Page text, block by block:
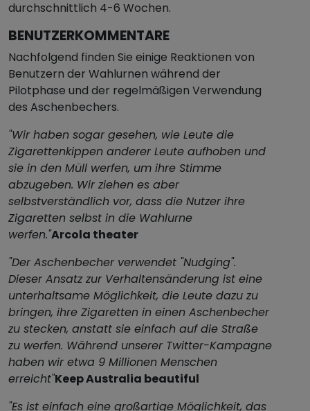
durchschnittlich 4-6 Wochen.
BENUTZERKOMMENTARE
Nachfolgend finden Sie einige Reaktionen von
Benutzern der Wahlurnen während der
Pilotphase und der regelmäßigen Verwendung
des Aschenbechers.
"Wir haben sogar gesehen, wie Leute die
Zigarettenkippen anderer Leute aufhoben und
sie in den Müll werfen, um ihre Stimme
abzugeben. Wir ziehen es aber
selbstverständlich vor, dass die Nutzer ihre
Zigaretten selbst in die Wahlurne
werfen."Arcola theater
"Der Aschenbecher verwendet "Nudging".
Dieser Ansatz zur Verhaltensänderung ist eine
unterhaltsame Möglichkeit, die Leute dazu zu
bringen, ihre Zigaretten in einen Aschenbecher
zu stecken, anstatt sie einfach auf die Straße
zu werfen. Während unserer Twitter-Kampagne
haben wir etwa 9 Millionen Menschen
erreicht"Keep Australia beautiful
"Es ist einfach eine großartige Möglichkeit, das